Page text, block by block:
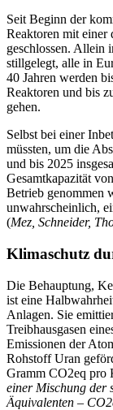
Seit Beginn der
Reaktoren mit einer
geschlossen. Allein
stillgelegt, alle in
40 Jahren werden
Reaktoren und bis
gehen.
Selbst bei einer
müssten, um die
und bis 2025
Gesamtkapazität
Betrieb genommen
unwahrscheinlich,
(Mez, Schneider,
Klimaschutz
Die Behauptung,
ist eine
Anlagen. Sie
Treibhausgasen
Emissionen der
Rohstoff Uran
Gramm CO2eq pro
einer Mischung der
Äquivalenten –